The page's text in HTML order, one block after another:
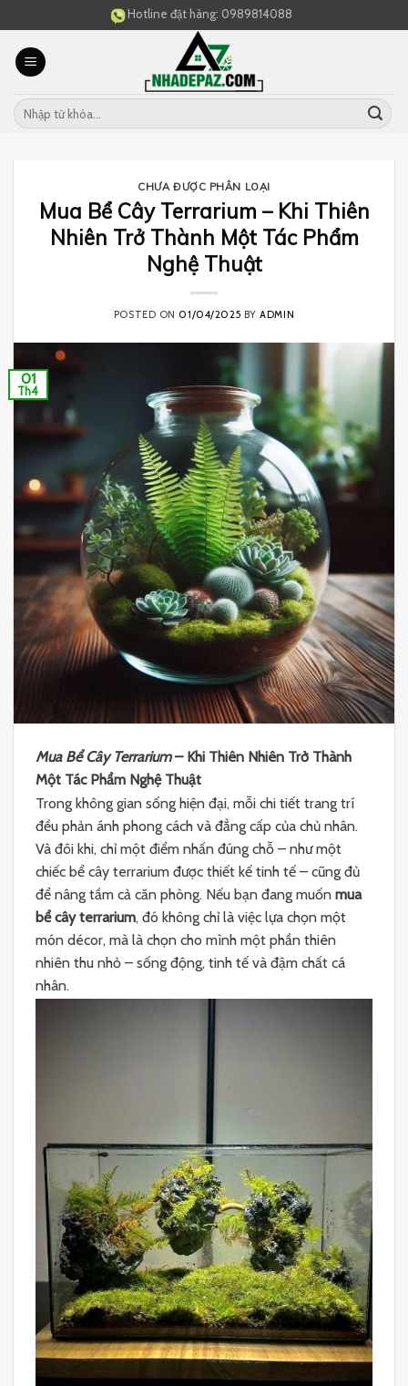
to
content
Hotline đặt hàng: 0989814088
CHƯA ĐƯỢC PHÂN LOẠI
Mua Bể Cây Terrarium – Khi Thiên
Nhiên Trở Thành Một Tác Phẩm
Nghệ Thuật
POSTED ON 01/04/2025 BYADMIN
01
Th4
Mua Bể Cây Terrarium– Khi Thiên Nhiên Trở Thành
Một Tác Phẩm Nghệ Thuật
Trong không gian sống hiện đại, mỗi chi tiết trang trí
đều phản ánh phong cách và đẳng cấp của chủ nhân.
Và đôi khi, chỉ một điểm nhấn đúng chỗ – như một
chiếc bể cây terrarium được thiết kế tinh tế – cũng đủ
để nâng tầm cả căn phòng. Nếu bạn đang muốn mua
bể cây terrarium, đó không chỉ là việc lựa chọn một
món décor, mà là chọn cho mình một phần thiên
nhiên thu nhỏ – sống động, tinh tế và đậm chất cá
nhân.